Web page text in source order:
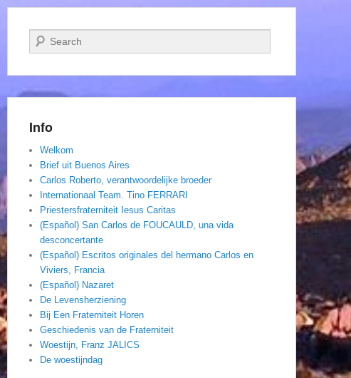
Zoeken
Info
Welkom
Brief uit Buenos Aires
Carlos Roberto, verantwoordelijke broeder
Internationaal Team. Tino FERRARI
Priestersfraterniteit Iesus Caritas
(Español) San Carlos de FOUCAULD, una vida
desconcertante
(Español) Escritos originales del hermano Carlos en
Viviers, Francia
(Español) Nazaret
De Levensherziening
Bij Een Fraterniteit Horen
Geschiedenis van de Fraterniteit
Woestijn, Franz JALICS
De woestijndag